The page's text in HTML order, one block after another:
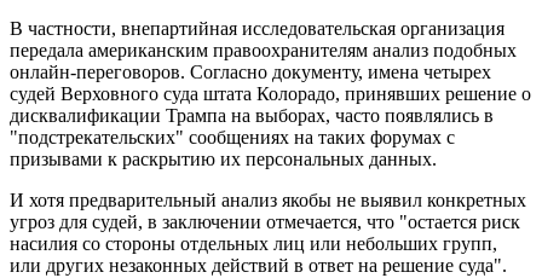
В частности, внепартийная исследовательская организация
передала американским правоохранителям анализ подобных
онлайн-переговоров. Согласно документу, имена четырех
судей Верховного суда штата Колорадо, принявших решение о
дисквалификации Трампа на выборах, часто появлялись в
"подстрекательских" сообщениях на таких форумах с
призывами к раскрытию их персональных данных.
И хотя предварительный анализ якобы не выявил конкретных
угроз для судей, в заключении отмечается, что "остается риск
насилия со стороны отдельных лиц или небольших групп,
или других незаконных действий в ответ на решение суда".